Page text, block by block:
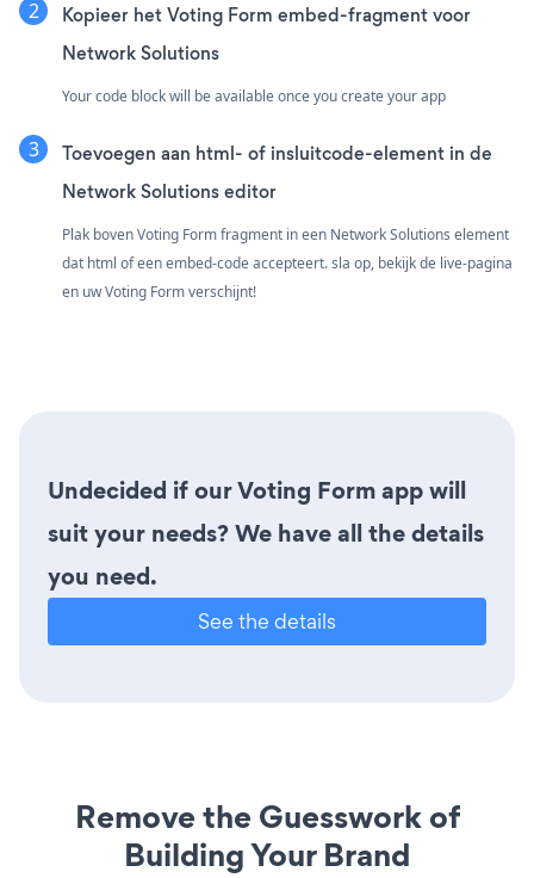
Kopieer het Voting Form embed-fragment voor
Network Solutions
Your code block will be available once you create your app
Toevoegen aan html- of insluitcode-element in de
Network Solutions editor
Plak boven Voting Form fragment in een Network Solutions element
dat html of een embed-code accepteert. sla op, bekijk de live-pagina
en uw Voting Form verschijnt!
Undecided if our Voting Form app will
suit your needs? We have all the details
you need.
See the details
Remove the Guesswork of
Building Your Brand